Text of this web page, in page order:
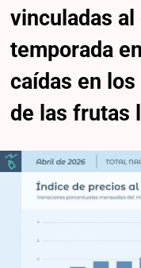
vinculadas al
temporada
caídas en
de las frutas